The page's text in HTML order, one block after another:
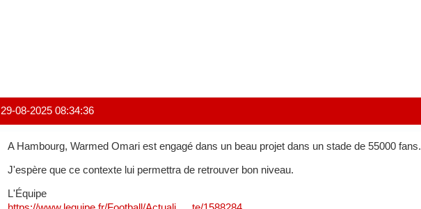
29-08-2025 08:34:36
A Hambourg, Warmed Omari est engagé dans un beau projet dans un stade de 55000 fans.
J'espère que ce contexte lui permettra de retrouver bon niveau.
L'Équipe